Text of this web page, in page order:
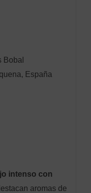
Bobal
España
intenso con
aromas de